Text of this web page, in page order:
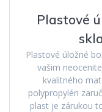
Plastové
Plastové úložné
vašim
kvalitného
polypropylén
plast je zárukou